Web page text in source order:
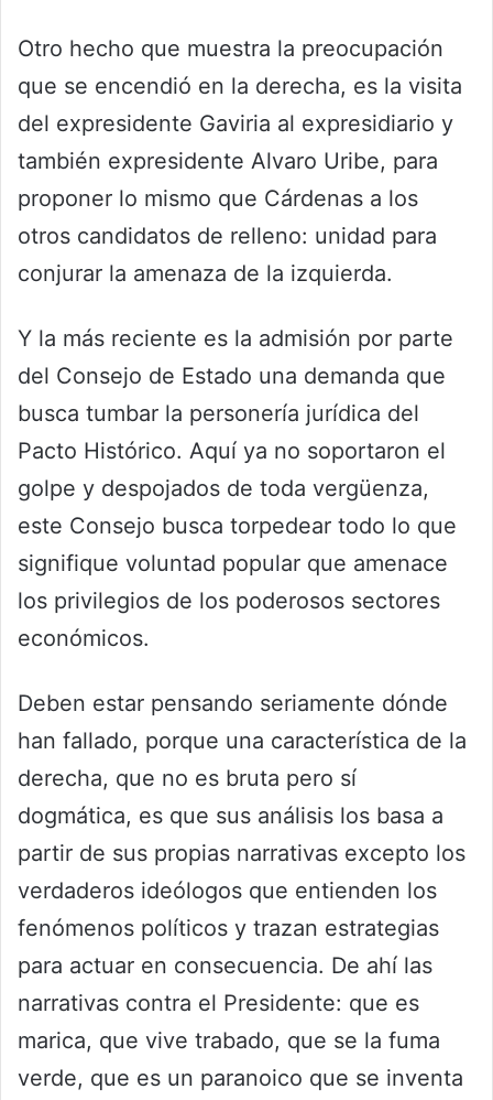
Otro hecho que muestra la preocupación
que se encendió en la derecha, es la visita
del expresidente Gaviria al expresidiario y
también expresidente Alvaro Uribe, para
proponer lo mismo que Cárdenas a los
otros candidatos de relleno: unidad para
conjurar la amenaza de la izquierda.
Y la más reciente es la admisión por parte
del Consejo de Estado una demanda que
busca tumbar la personería jurídica del
Pacto Histórico. Aquí ya no soportaron el
golpe y despojados de toda vergüenza,
este Consejo busca torpedear todo lo que
signifique voluntad popular que amenace
los privilegios de los poderosos sectores
económicos.
Deben estar pensando seriamente dónde
han fallado, porque una característica de la
derecha, que no es bruta pero sí
dogmática, es que sus análisis los basa a
partir de sus propias narrativas excepto los
verdaderos ideólogos que entienden los
fenómenos políticos y trazan estrategias
para actuar en consecuencia. De ahí las
narrativas contra el Presidente: que es
marica, que vive trabado, que se la fuma
verde, que es un paranoico que se inventa